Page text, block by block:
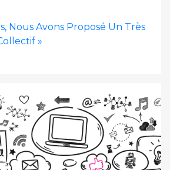
Nous Avons Proposé Un Très
»